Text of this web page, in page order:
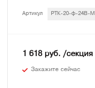
Артикул РТК-20-ф-24В-М
1 618 руб. /секция
Закажите сейчас